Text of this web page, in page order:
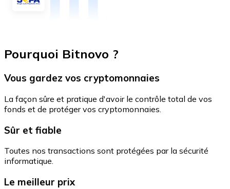
Pourquoi Bitnovo ?
Vous gardez vos cryptomonnaies
La façon sûre et pratique d'avoir le contrôle total de vos
fonds et de protéger vos cryptomonnaies.
Sûr et fiable
Toutes nos transactions sont protégées par la sécurité
informatique.
Le meilleur prix